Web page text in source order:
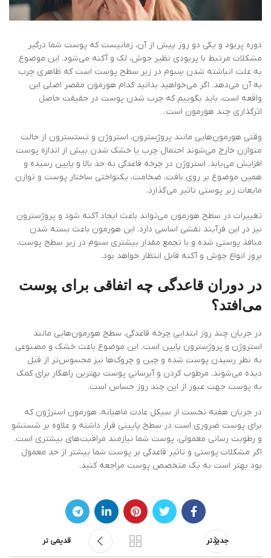
دوره پریود و یکی دو روز پیش از آن، زمانیست که پوست شما درگیر
مشکلات مرتبط با پریودی نظیر جوش، لک و آکنه می‌شود. این موضوع
به علت انباشته شدن سِبوم در زیر سطح پوست است که ظاهری چرب
به آن می‌دهد. اگر می‌خواهید بدانید کدام هورمون مقصر اصلی این
واقعه است، باید بگوییم که چرب شدن پوست در حقیقت حاصل
اثرگذاری چند هورمون است.
وقتی هورمون‌هایی مانند پروژسترون، استروژن و تستسترون از حالت
متوازن خارج می‌شوند احتمال چرب یا خشک شدن بیش از اندازه پوست
افزایش می‌یابد. استروژن در چرخه قاعدگی به حد بالا و پایین رسیده و
همین موضوع بر روی بافت، ضخامت، یکنواختی ساختار پوست و توازن
مایعات زیر پوستی تاثیر می‌گذارد.
تغییرات در سطح هورمون می‌تواند باعث ایجاد آکنه شود و پروژسترون
نیز در این فرآیند نقشی اساسی دارد. این هورمون باعث بسته شدن
منافذ پوستی شده و با تجمع مقدار بیشتری سبوم در زیر سطح پوست،
بروز انواع جوش و آکنه قابل انتظار خواهد بود.
در دوران قاعدگی چه اتفاقی برای پوست
می‌افتد؟
در جریان چند روز ابتدایی چرخه قاعدگی، سطح هورمون‌هایی مانند
استروژن و پروژسترون پایین است. این موضوع باعث خشک و مصنوعی
به نظر رسیدن پوست شده و چین و چروک‌ها نیز محسوس‌تر از قبل
دیده می‌شوند. مرطوب کردن و آبرسانی پوست بهترین راهکار برای کمک
به پوست جهت عبور از این چند روز حساس است.
در جریان هفته نخست از سیکل عادت ماهیانه، هورمون استرژون که
برای پوست ضروری است در سطح پایینی قرار داشته و علاوه بر شستشو
و رطوبت رسانی معمولی، پوست شما نیازمند مراقبت‌های بیشتری است.
اگر مشکلات پوستی و تاثیر قاعدگی بر پوست شما بیشتر از حد معمول
بود بهتر است به یک متخصص پوست مراجعه کنید.
جدیدتر قدیمی تر